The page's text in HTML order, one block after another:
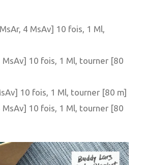
4 MsAv] 10 fois, 1 Ml,
MsAv] 10 fois, 1 Ml, tourner [80
10 fois, 1 Ml, tourner [80 m]
MsAv] 10 fois, 1 Ml, tourner [80